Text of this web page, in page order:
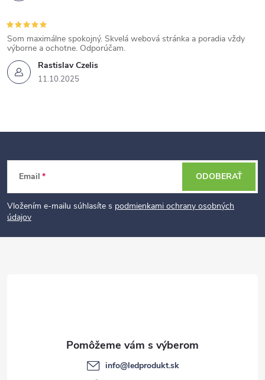
Rastislav Czelis
11.10.2025
Som maximálne spokojný. Skvelá webová stránka a poradia vždy
výborne a ochotne. Odporúčam.
t
Email
Vložením e-mailu súhlasíte s podmienkami ochrany osobných
údajov
ODOBERAŤ
info@ledprodukt.sk